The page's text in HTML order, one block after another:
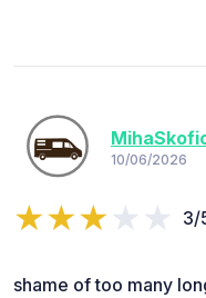
10/06/2026
3/
shame of too many